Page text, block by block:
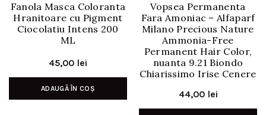
Fanola Masca Coloranta
Hranitoare cu Pigment
Ciocolatiu Intens 200
ML
45,00 lei
ADAUGĂ ÎN COȘ
Vopsea Permanenta
Fara Amoniac – Alfaparf
Milano Precious Nature
Ammonia-Free
Permanent Hair Color,
nuanta 9.21 Biondo
Chiarissimo Irise Cenere
44,00 lei